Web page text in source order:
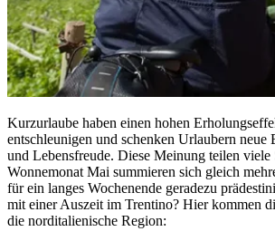
Kurzurlaube haben einen hohen
entschleunigen und schenken Urlaubern
und Lebensfreude. Diese Meinung teilen viele
Wonnemonat Mai summieren sich gleich
für ein langes Wochenende geradezu
mit einer Auszeit im Trentino? Hier kommen
die norditalienische Region: